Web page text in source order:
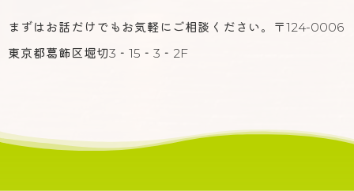
まずはお話だけでもお気軽にご相談ください。〒124-0006
東京都葛飾区堀切3‐15‐3‐2F